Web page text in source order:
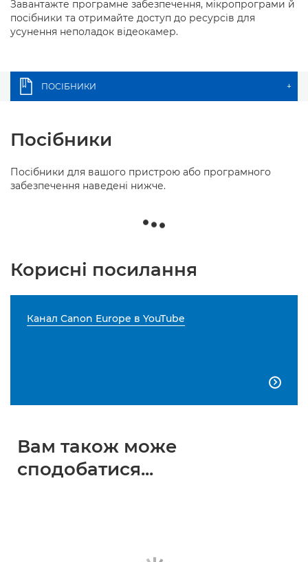
Завантажте програмне забезпечення, мікропрограми й
посібники та отримайте доступ до ресурсів для
усунення неполадок відеокамер.
ПОСІБНИКИ +
Посібники
Посібники для вашого пристрою або програмного
забезпечення наведені нижче.
Корисні посилання
Канал Canon Europe в YouTube

Вам також може
сподобатися...